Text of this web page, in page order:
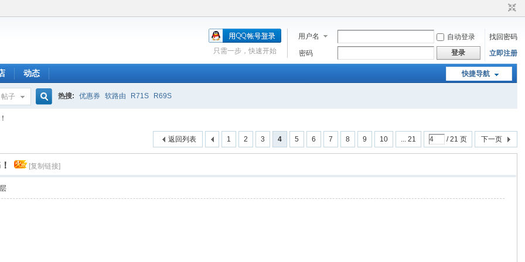
用户名 自动登录
找回密码
密码
登录 立即注册
只需一步，快速开始
快捷导航
动态
帖子
索
热搜: 优惠券 软路由 R71S R69S
1 2 3 4 5 6 7 8 9 10 ... 21 / 21 页 下一页
返回列表
[复制链接]